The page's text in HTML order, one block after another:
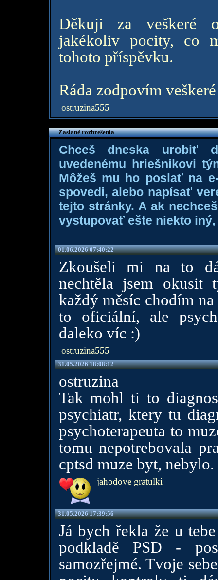
Děkuji za veškeré
jakékoliv pocity, co
tohoto příspěvku.
Ráda zodpovím
ostruzina555
Zaslané rozhrešenia
Chceš dneska urobiť
uvedenému hriešnikovi
Môžeš mu ho poslať na
spovedi, alebo napísať
tejto stránky. A ak
vystupovať ešte niekto
01.06.2026 07:40:22
Zkoušeli mi na to
nechtěla jsem okusit
každý měsíc chodím
to oficiální, ale
daleko víc :)
ostruzina555
31.05.2026 18:08:12
ostruzina
Tak mohl ti to
psychiatr, ktery tu
psychoterapeuta to
tomu nepotrebovala
cptsd muze byt, nebylo.
jahodove gratulki
31.05.2026 17:39:56
Já bych řekla že u
podkladě PSD -
samozřejmé. Tvoje